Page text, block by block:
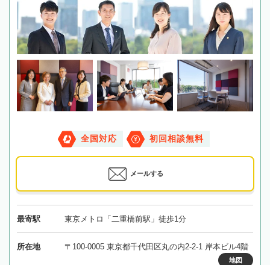
全国対応 初回相談無料
メールする
最寄駅 東京メトロ「二重橋前駅」徒歩1分
所在地 〒100-0005 東京都千代田区丸の内2-2-1 岸本ビル4階
地図